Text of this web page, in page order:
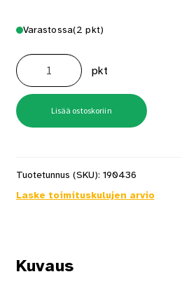
Varastossa(2 pkt)
Duraspin
Ruuvauskärki
PH2
1/4"x174mm
määrä
pkt
Lisää ostoskoriin
Tuotetunnus (SKU): 190436
Laske toimituskulujen arvio
Kuvaus